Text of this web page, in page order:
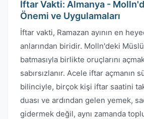
İftar Vakti: Almanya -
Önemi ve Uygulamaları
İftar vakti, Ramazan ayının en
anlarından biridir. Molln'deki
batmasıyla birlikte oruçlarını
sabırsızlanır. Acele iftar açmanın
bilinciyle, birçok kişi iftar saatini
duası ve ardından gelen yemek,
gidermek değil, aynı zamanda